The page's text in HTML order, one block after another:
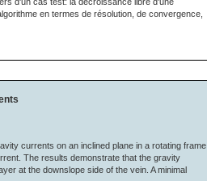
en termes de résolution, de convergence,
currents on an inclined plane in a rotating frame
The results demonstrate that the gravity
at the downslope side of the vein. A minimal